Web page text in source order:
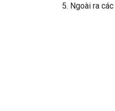
Ngoài ra